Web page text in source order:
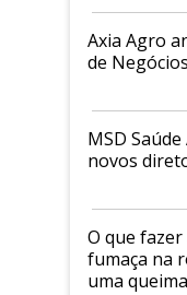
Axia Agro
de
MSD
novos
O que
fumaça na
uma